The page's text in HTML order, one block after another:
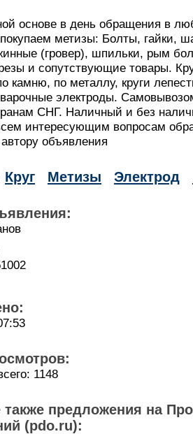
основе в день обращения в
покупаем метизы: Болты, гайки,
(гровер), шпильки, рым
и сопутствующие товары.
камню, по металлу, круги
электроды.
СНГ. Наличный и без
интересующим вопросам
объявления
Круг Метизы Электрод
1148
также предложения на
(pdo.ru):